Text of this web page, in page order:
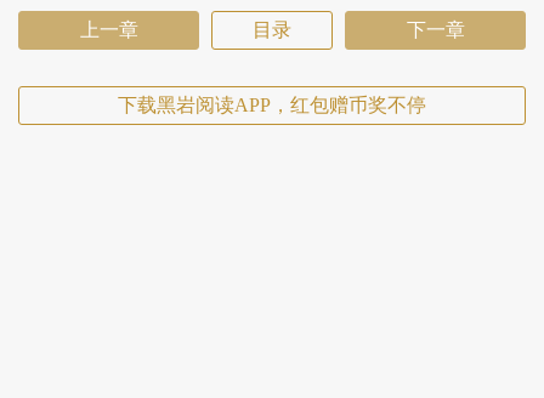
上一章 目录 下一章
下载黑岩阅读APP，红包赠币奖不停